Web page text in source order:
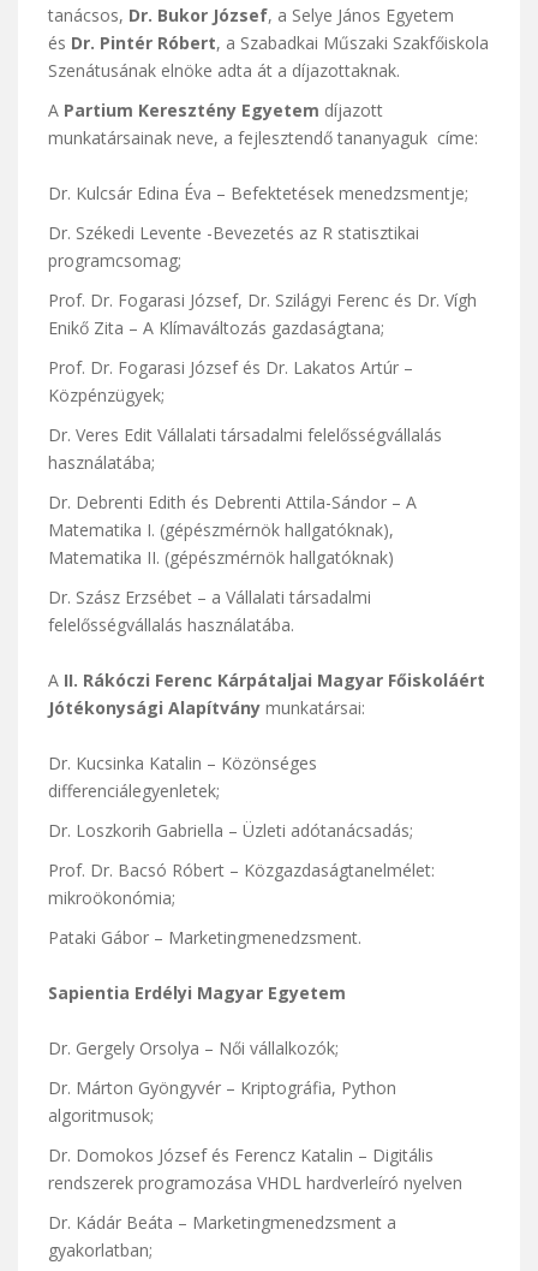
tanácsos, Dr. Bukor József, a Selye János Egyetem
és Dr. Pintér Róbert, a Szabadkai Műszaki Szakfőiskola
Szenátusának elnöke adta át a díjazottaknak.
A Partium Keresztény Egyetem díjazott
munkatársainak neve, a fejlesztendő tananyaguk címe:
Dr. Kulcsár Edina Éva – Befektetések menedzsmentje;
Dr. Székedi Levente -Bevezetés az R statisztikai
programcsomag;
Prof. Dr. Fogarasi József, Dr. Szilágyi Ferenc és Dr. Vígh
Enikő Zita – A Klímaváltozás gazdaságtana;
Prof. Dr. Fogarasi József és Dr. Lakatos Artúr –
Közpénzügyek;
Dr. Veres Edit Vállalati társadalmi felelősségvállalás
használatába;
Dr. Debrenti Edith és Debrenti Attila-Sándor – A
Matematika I. (gépészmérnök hallgatóknak),
Matematika II. (gépészmérnök hallgatóknak)
Dr. Szász Erzsébet – a Vállalati társadalmi
felelősségvállalás használatába.
A II. Rákóczi Ferenc Kárpátaljai Magyar Főiskoláért
Jótékonysági Alapítvány munkatársai:
Dr. Kucsinka Katalin – Közönséges
differenciálegyenletek;
Dr. Loszkorih Gabriella – Üzleti adótanácsadás;
Prof. Dr. Bacsó Róbert – Közgazdaságtanelmélet:
mikroökonómia;
Pataki Gábor – Marketingmenedzsment.
Sapientia Erdélyi Magyar Egyetem
Dr. Gergely Orsolya – Női vállalkozók;
Dr. Márton Gyöngyvér – Kriptográfia, Python
algoritmusok;
Dr. Domokos József és Ferencz Katalin – Digitális
rendszerek programozása VHDL hardverleíró nyelven
Dr. Kádár Beáta – Marketingmenedzsment a
gyakorlatban;